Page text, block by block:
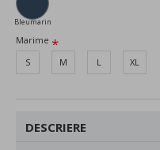
Bleumarin
Marime
S
M L XL
DESCRIERE